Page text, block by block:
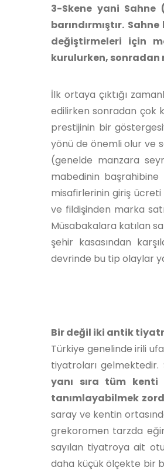
3-Skene yani Sahne
barındırmıştır.
değiştirmeleri için
kurulurken,
İlk ortaya çıktığı
edilirken sonradan çok
prestijinin bir
yönü de önemli olur ve
(genelde manzara
mabedinin
misafirlerinin giriş ücreti
ve fildişinden marka
Müsabakalara katılan
şehir kasasından
devrinde bu tip olaylar
Bir değil iki antik
Türkiye genelinde irili
tiyatroları gelmektedir.
yanı sıra tüm kenti
tanımlayabilmek
saray ve kentin
grekoromen tarzda
sayılan tiyatroya ait
daha küçük ölçekte bir